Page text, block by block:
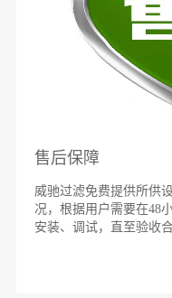
顾问团队
威驰过滤由最早一批从
立，拥有至少十年以上
术应用经验